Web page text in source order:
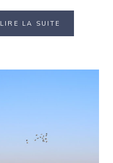
LIRE LA SUITE
DOUBLE